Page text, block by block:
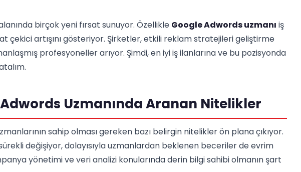
birçok yeni fırsat sunuyor. Özellikle Google Adwords uzmanı iş
çekici artışını gösteriyor. Şirketler, etkili reklam stratejileri geliştirme
profesyoneller arıyor. Şimdi, en iyi iş ilanlarına ve bu pozisyonda
Uzmanında Aranan Nitelikler
sahip olması gereken bazı belirgin nitelikler ön plana çıkıyor.
değişiyor, dolayısıyla uzmanlardan beklenen beceriler de evrim
yönetimi ve veri analizi konularında derin bilgi sahibi olmanın şart